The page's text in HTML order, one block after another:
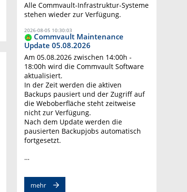
Alle Commvault-Infrastruktur-Systeme
stehen wieder zur Verfügung.
2026-08-05 10:30:03
Commvault Maintenance
Update 05.08.2026
Am 05.08.2026 zwischen 14:00h -
18:00h wird die Commvault Software
aktualisiert.
In der Zeit werden die aktiven
Backups pausiert und der Zugriff auf
die Weboberfläche steht zeitweise
nicht zur Verfügung.
Nach dem Update werden die
pausierten Backupjobs automatisch
fortgesetzt.
…
mehr